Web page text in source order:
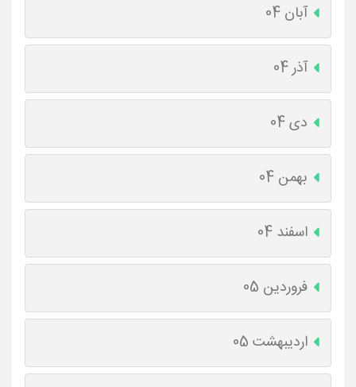
آبان 04
آذر 04
دی 04
بهمن 04
اسفند 04
فروردین 05
اردیبهشت 05